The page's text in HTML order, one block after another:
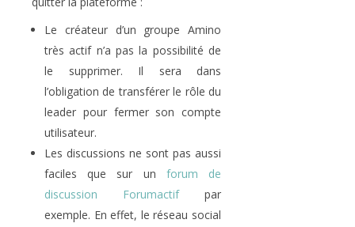
Le créateur d’un groupe Amino
très actif n’a pas la possibilité de
le supprimer. Il sera dans
l’obligation de transférer le rôle du
leader pour fermer son compte
utilisateur.
Les discussions ne sont pas aussi
faciles que sur un forum de
discussion Forumactifpar
exemple. En effet, le réseau social